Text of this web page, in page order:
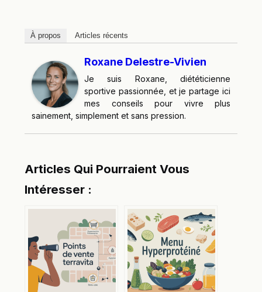
À propos Articles récents
Roxane Delestre-Vivien
Je suis Roxane, diététicienne
sportive passionnée, et je partage ici
mes conseils pour vivre plus
sainement, simplement et sans pression.
Articles Qui Pourraient Vous
Intéresser :